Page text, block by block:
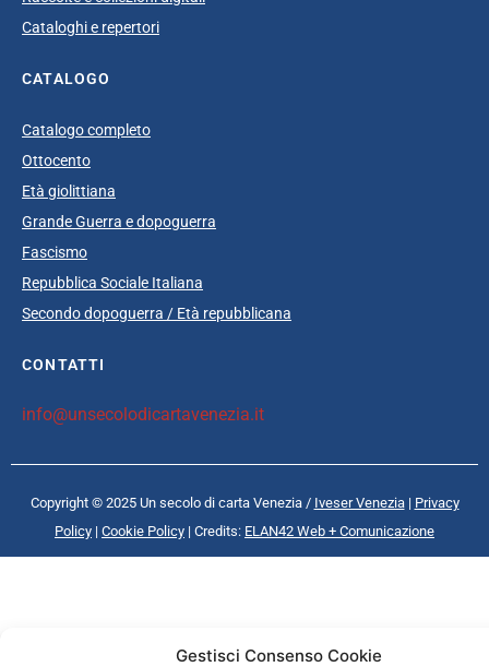
Gestisci Consenso Cookie
Cataloghi e repertori
CATALOGO
Catalogo completo
Ottocento
Età giolittiana
Grande Guerra e dopoguerra
Fascismo
Repubblica Sociale Italiana
Secondo dopoguerra / Età repubblicana
CONTATTI
info@unsecolodicartavenezia.it
Copyright © 2025 Un secolo di carta Venezia / Iveser Venezia| Privacy
Policy | Cookie Policy | Credits: ELAN42 Web + Comunicazione